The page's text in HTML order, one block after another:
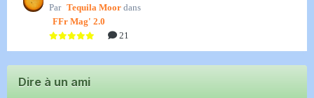
Par Tequila Moor dans
FFr Mag' 2.0
21
Dire à un ami